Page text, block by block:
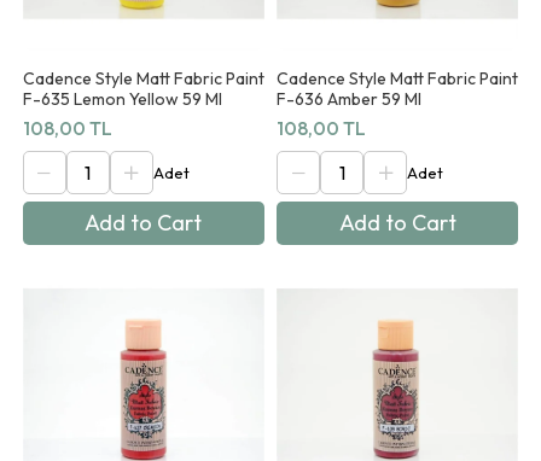
Cadence Style Matt Fabric Paint
F-635 Lemon Yellow 59 Ml
108,00 TL
Add to Cart
Cadence Style Matt Fabric Paint
F-636 Amber 59 Ml
108,00 TL
Add to Cart